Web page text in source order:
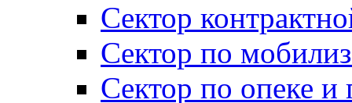
Сектор
Сектор по
Сектор по опеке и